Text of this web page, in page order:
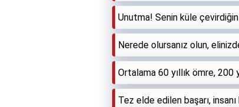
Unutma! Senin küle
Nerede olursanız olun,
Ortalama 60 yıllık ömre, 200
Tez elde edilen başarı,